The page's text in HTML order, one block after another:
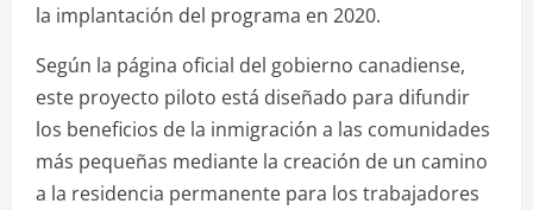
la implantación del programa en 2020.
Según la página oficial del gobierno canadiense,
este proyecto piloto está diseñado para difundir
los beneficios de la inmigración a las comunidades
más pequeñas mediante la creación de un camino
a la residencia permanente para los trabajadores